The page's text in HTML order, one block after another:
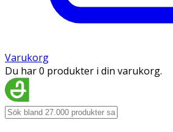
Varukorg
Du har 0 produkter i din varukorg.